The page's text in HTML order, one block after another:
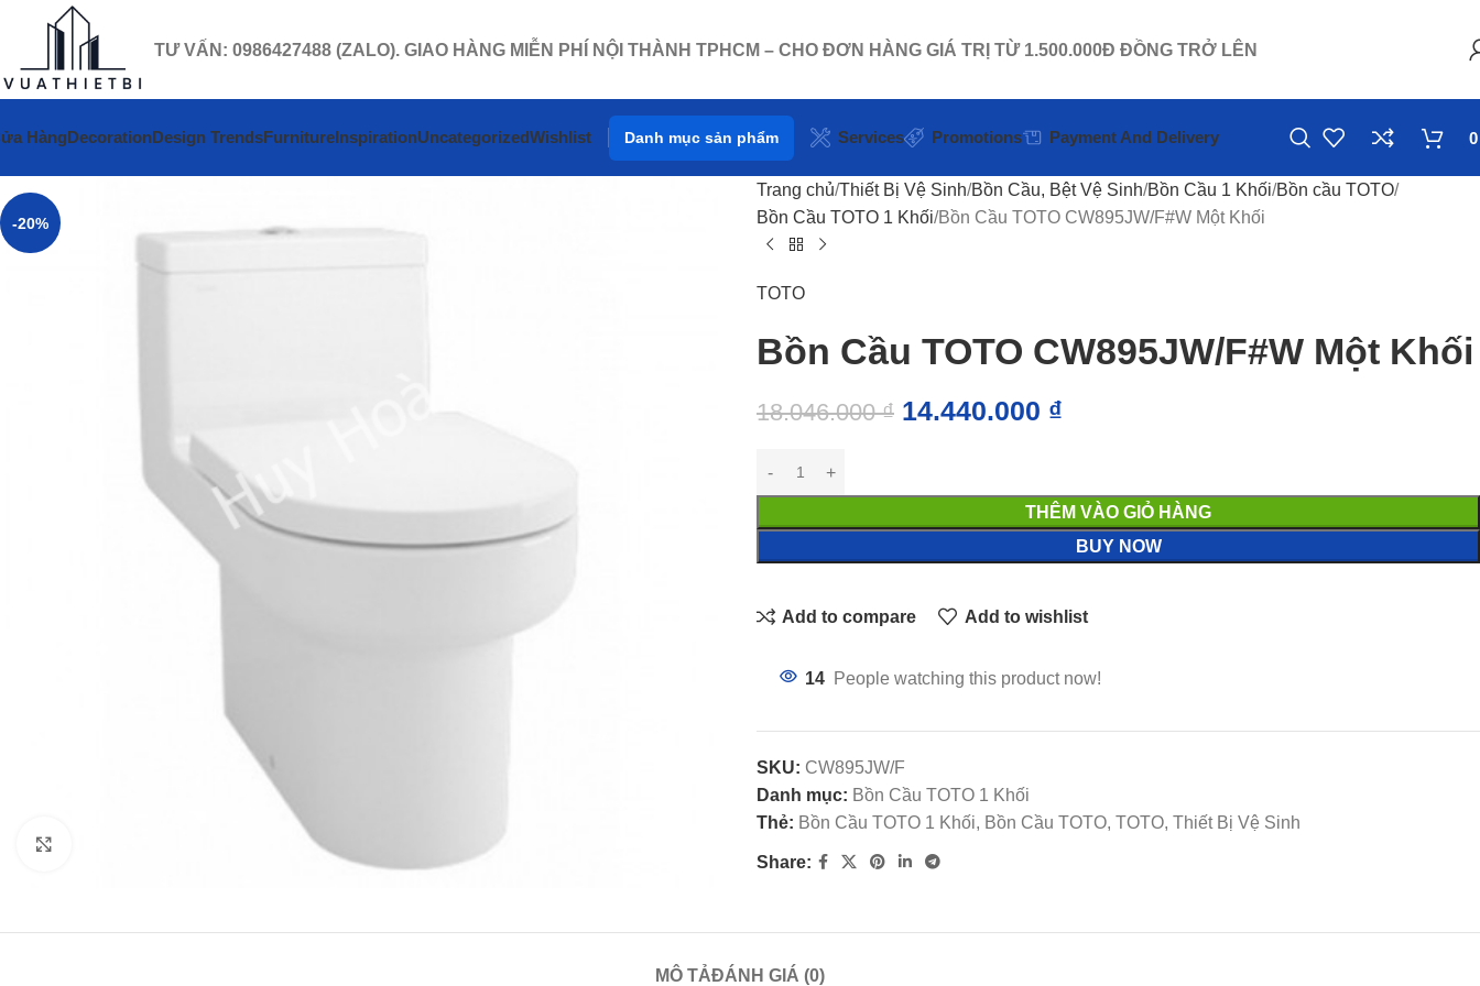
TƯ VẤN: 0986427488 (ZALO). GIAO HÀNG MIỄN PHÍ NỘI THÀNH TPHCM – CHO ĐƠN HÀNG GIÁ TRỊ TỪ 1.500.000Đ ĐỒNG TRỞ LÊN
HàngDecorationDesign TrendsFurnitureInspirationUncategorizedWishlist Danh mục sản phẩm Services Promotions Payment And Delivery
-20%
Trang chủ Thiết Bị Vệ Sinh Bồn Cầu, Bệt Vệ Sinh Bồn Cầu 1 Khối Bồn cầu TOTO
Bồn Cầu TOTO 1 Khối Bồn Cầu TOTO CW895JW/F#W Một Khối
TOTO
Bồn Cầu TOTO CW895JW/F#W Một Khối
18.046.000₫ 14.440.000 ₫
THÊM VÀO GIỎ HÀNG
BUY NOW
Add to compare Add to wishlist
14 People watching this product now!
SKU: CW895JW/F
Danh mục: Bồn Cầu TOTO 1 Khối
Thẻ: Bồn Cầu TOTO 1 Khối, Bồn Cầu TOTO, TOTO, Thiết Bị Vệ Sinh
Share:
MÔ TẢĐÁNH GIÁ (0)